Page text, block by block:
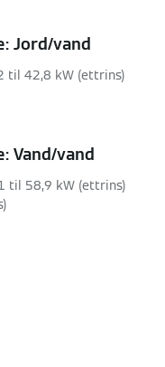
Jord/vand
til 42,8 kW (ettrins)
Vand/vand
til 58,9 kW (ettrins)